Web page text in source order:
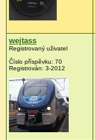
wejtass
Registrovaný uživatel
Číslo příspěvku: 70
Registrován: 3-2012